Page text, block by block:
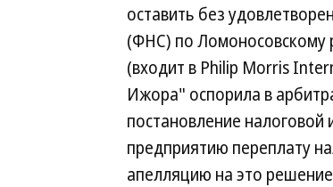
оставить без
(ФНС) по Ломоносовскому
(входит в Philip Morris
Ижора" оспорила в
постановление
предприятию переплату
апелляцию на это